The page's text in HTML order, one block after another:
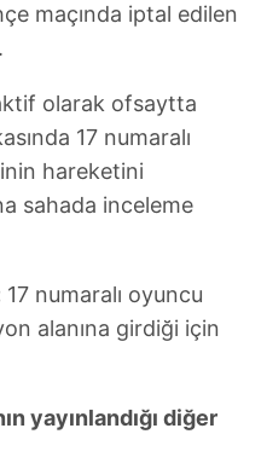
maçında iptal edilen
olarak ofsaytta
17 numaralı
hareketini
sahada inceleme
17 numaralı oyuncu
alanına girdiği için
yayınlandığı diğer